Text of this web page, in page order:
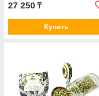
27 250 ₸
Купить